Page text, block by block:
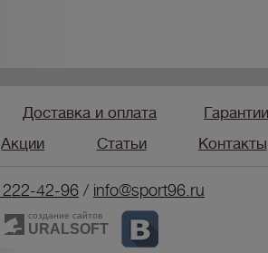
Доставка и оплата
Акции Статьи Контакты
222-42-96/ info@sport96.ru
создание сайтов
URALSOFT